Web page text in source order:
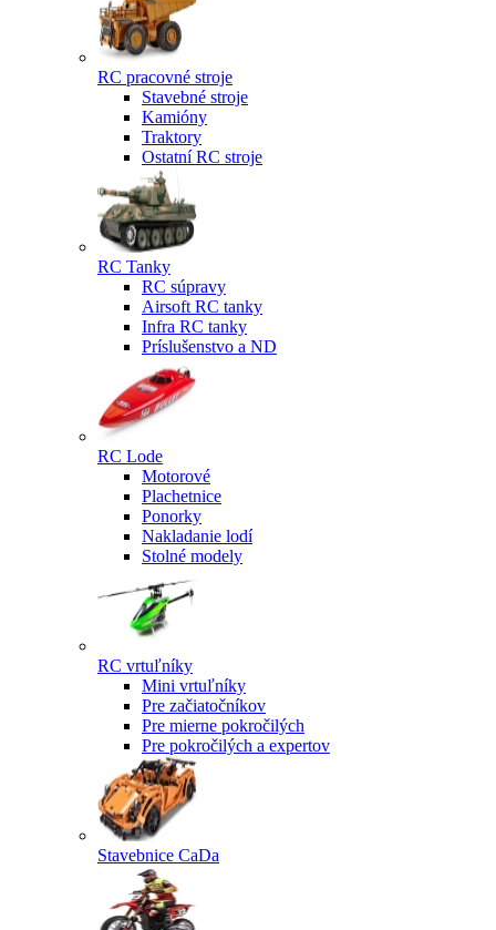
RC pracovné stroje
Stavebné stroje
Kamióny
Traktory
Ostatní RC stroje
RC Tanky
RC súpravy
Airsoft RC tanky
Infra RC tanky
Príslušenstvo a ND
RC Lode
Motorové
Plachetnice
Ponorky
Nakladanie lodí
Stolné modely
RC vrtuľníky
Mini vrtuľníky
Pre začiatočníkov
Pre mierne pokročilých
Pre pokročilých a expertov
Stavebnice CaDa